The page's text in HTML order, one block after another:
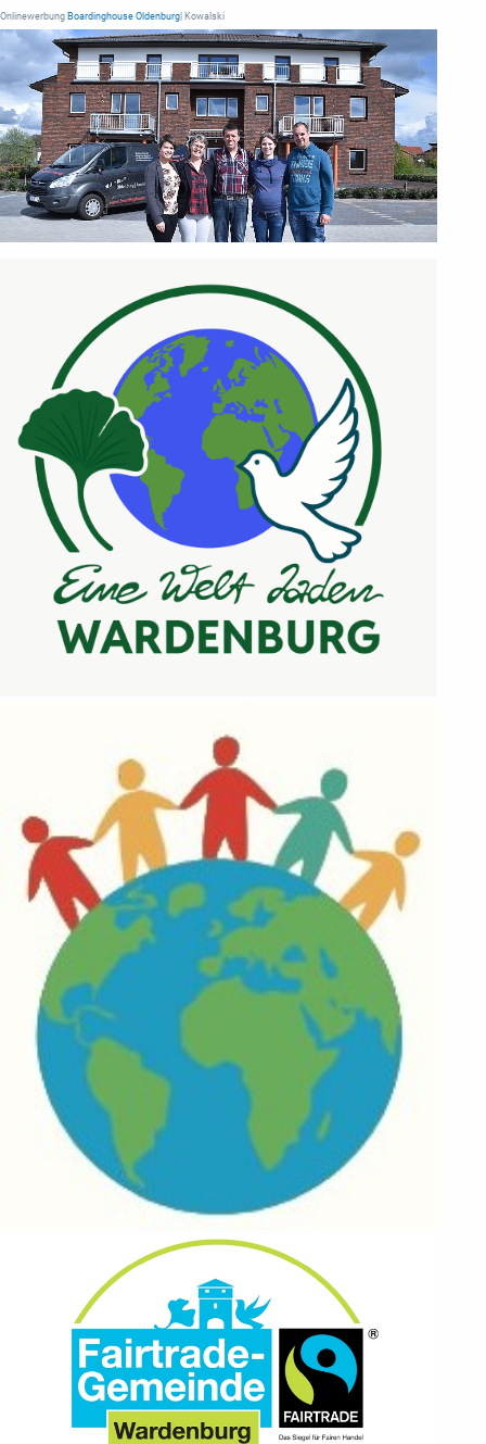
Onlinewerbung Boardinghouse Oldenburg | Kowalski